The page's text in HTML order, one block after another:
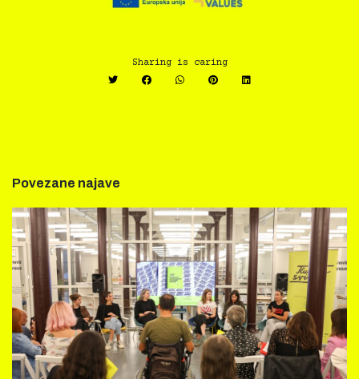
Sharing is caring
Povezane najave